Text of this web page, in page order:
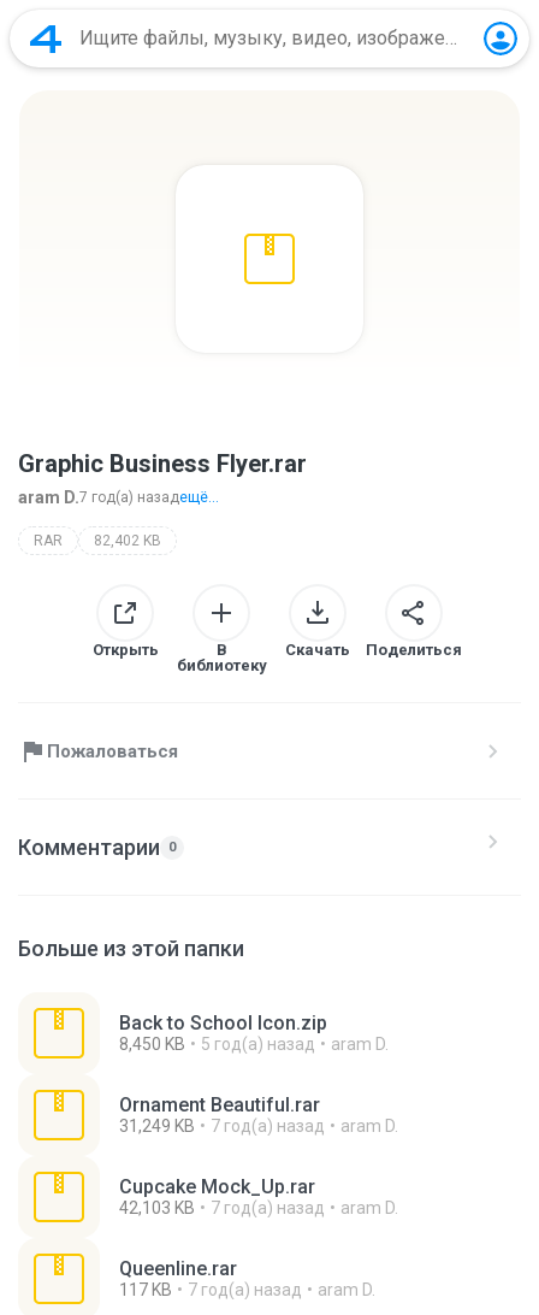
Graphic Business Flyer.rar
aram D.7 год(а) назадещё...
RAR 82,402 KB
Открыть
В
библиотеку
Скачать Поделиться
Пожаловаться
Комментарии 0
Больше из этой папки
Back to School Icon.zip
8,450 KB 5 год(а) назад aram D.
Ornament Beautiful.rar
31,249 KB 7 год(а) назад aram D.
Cupcake Mock_Up.rar
42,103 KB 7 год(а) назад aram D.
Queenline.rar
117 KB 7 год(а) назад aram D.